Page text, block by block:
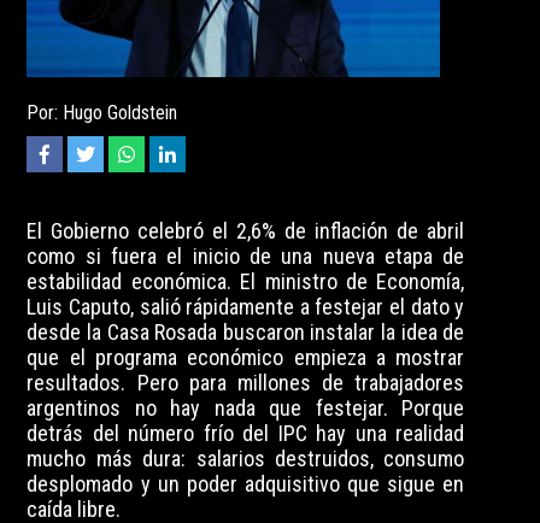
Por: Hugo Goldstein
El Gobierno celebró el 2,6% de inflación de abril
como si fuera el inicio de una nueva etapa de
estabilidad económica. El ministro de Economía,
Luis Caputo, salió rápidamente a festejar el dato y
desde la Casa Rosada buscaron instalar la idea de
que el programa económico empieza a mostrar
resultados. Pero para millones de trabajadores
argentinos no hay nada que festejar. Porque
detrás del número frío del IPC hay una realidad
mucho más dura: salarios destruidos, consumo
desplomado y un poder adquisitivo que sigue en
caída libre.